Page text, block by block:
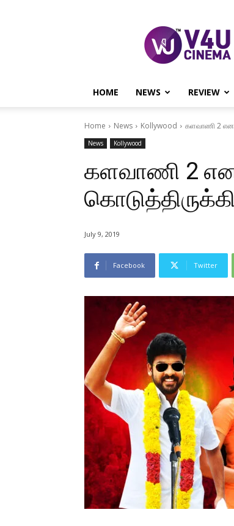
CINEMA
HOME NEWS REVIEW
Home News Kollywood களவாணி 2
News Kollywood
களவாணி 2
July 9, 2019
Facebook Twitter